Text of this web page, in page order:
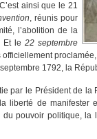
ainsi que le 21
, réunis pour
l’abolition de la
Et le 22 septembre
1792, la
par le Président de
liberté de manifester
du pouvoir politique,